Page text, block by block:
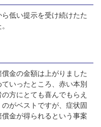
低い提示を受け続けたた
金の金額は上がりました
いったところ、赤い本別
方にとても喜んでもらえ
がベストですが、症状固
金が得られるという事案